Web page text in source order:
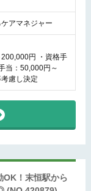
アマネジャー
200,000円 ・資格手
当：50,000円～
慮し決定
OK！末恒駅から